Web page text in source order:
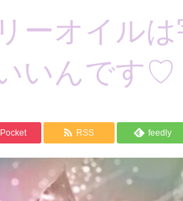
ーオイルは
いんです♡
Pocket RSS feedly